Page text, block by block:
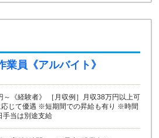
業員《アルバイト》
～《経験者》 ［月収例］月収38万円以上可
じて優遇 ※短期間での昇給も有り ※時間
手当は別途支給